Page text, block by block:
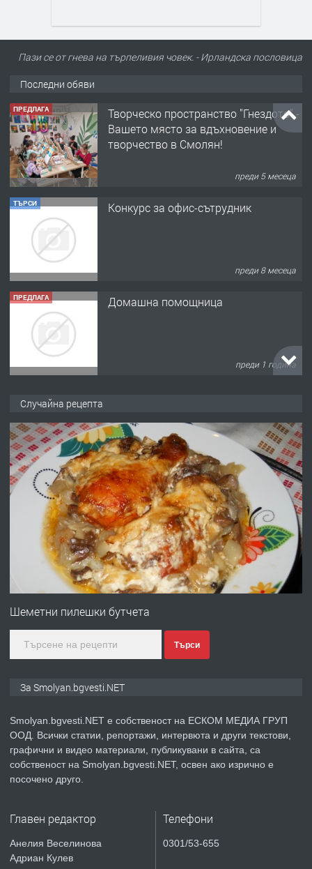
Пази се от гнева на търпеливия човек. - Ирландскa пословицa
Последни обяви
ПРЕДЛАГА
Творческо пространство "Гнездото" -
Вашето място за вдъхновение и
творчество в Смолян!
преди 5 месеца
ТЪРСИ Конкурс за офис-сътрудник
преди 8 месеца
ПРЕДЛАГА Домашна помощница
преди 1 година
преди 2 години
ПРЕДЛАГА
УДЪЛЖАВАНЕ НА ЧОВЕШКИЯТ
ЖИВОТ И ПОДОБРЯВАНЕ НА
НЕГОВОТО КАЧЕСТВО
преди 2 години
Имот в Северна Гърция, до Кавала
преди 2 години
ПРЕДЛАГА КЪЩА В МАРОНЯ
ТЪРСИ
Случайна рецепта
Шеметни пилешки бутчета
Търси
За Smolyan.bgvesti.NET
Smolyan.bgvesti.NET е собственост на ЕСКОМ МЕДИА ГРУП
ООД. Всички статии, репортажи, интервюта и други текстови,
графични и видео материали, публикувани в сайта, са
собственост на Smolyan.bgvesti.NET, освен ако изрично е
посочено друго.
Главен редактор
Анелия Веселинова
Адриан Кулев
Телефони
0301/53-655